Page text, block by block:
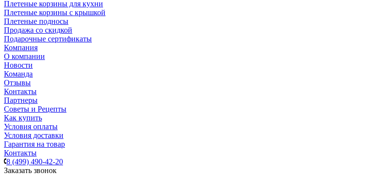
Плетеные корзины для кухни
Плетеные корзины с крышкой
Плетеные подносы
Продажа со скидкой
Подарочные сертификаты
Компания
О компании
Новости
Команда
Отзывы
Контакты
Партнеры
Советы и Рецепты
Как купить
Условия оплаты
Условия доставки
Гарантия на товар
Контакты
8 (499) 490-42-20
Заказать звонок